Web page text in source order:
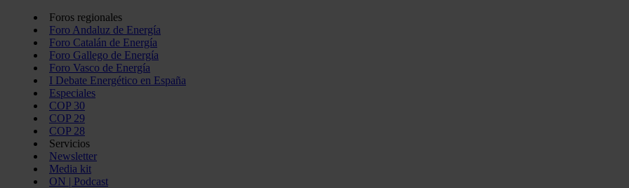
Foros regionales
Foro Andaluz de Energía
Foro Catalán de Energía
Foro Gallego de Energía
Foro Vasco de Energía
I Debate Energético en España
Especiales
COP 30
COP 29
COP 28
Servicios
Newsletter
Media kit
ON | Podcast